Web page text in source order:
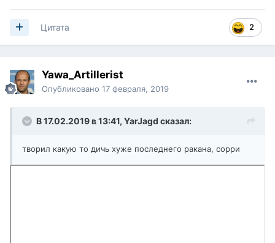
2
Цитата
Yawa_Artillerist
Опубликовано 17 февраля, 2019
В 17.02.2019 в 13:41, YarJagd сказал:
творил какую то дичь хуже последнего ракана, сорри